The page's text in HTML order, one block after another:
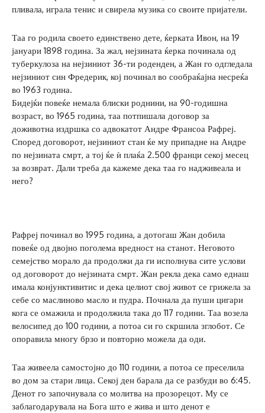
пливала, играла тенис и свирела музика со своите пријатели.
Таа го родила своето единствено дете, ќерката Ивон, на 19
јануари 1898 година. За жал, нејзината ќерка починала од
туберкулоза на нејзиниот 36-ти роденден, а Жан го одгледала
нејзиниот син Фредерик, кој починал во сообраќајна несреќа
во 1963 година.
Бидејќи повеќе немала блиски роднини, на 90-годишна
возраст, во 1965 година, таа потпишала договор за
доживотна издршка со адвокатот Андре Франсоа Рафреј.
Според договорот, нејзиниот стан ќе му припадне на Андре
по нејзината смрт, а тој ќе ѝ плаќа 2.500 франци секој месец
за возврат. Дали треба да кажеме дека таа го надживеала и
него?
Рафреј починал во 1995 година, а дотогаш Жан добила
повеќе од двојно поголема вредност на станот. Неговото
семејство морало да продолжи да ги исполнува сите услови
од договорот до нејзината смрт. Жан рекла дека само еднаш
имала конјунктивитис и дека целиот свој живот се грижела за
себе со маслиново масло и пудра. Почнала да пуши цигари
кога се омажила и продолжила така до 117 години. Таа возела
велосипед до 100 години, а потоа си го скршила зглобот. Се
опоравила многу брзо и повторно можела да оди.
Таа живеела самостојно до 110 години, а потоа се преселила
во дом за стари лица. Секој ден барала да се разбуди во 6:45.
Денот го започнувала со молитва на прозорецот. Му се
заблагодарувала на Бога што е жива и што денот е